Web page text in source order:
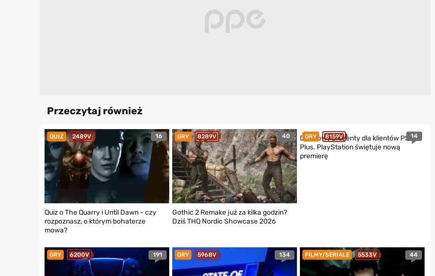
Przeczytaj również
QUIZ 2489V 16
Quiz o The Quarry i Until Dawn - czy
rozpoznasz, o którym bohaterze
mowa?
GRY 8289V 40
Gothic 2 Remake już za kilka godzin?
Dziś THQ Nordic Showcase 2026
GRY 8159V 14
Darmowy prezenty dla klientów PS
Plus. PlayStation świętuje nową
premierę
GRY 6200V 191 GRY 5968V 134 FILMY/SERIALE 5533V 44